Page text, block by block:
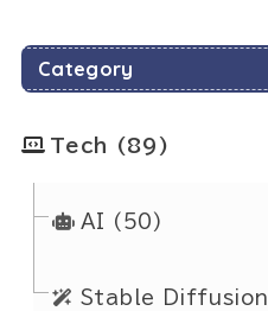
Category
Tech (89)
AI (50)
Stable Diffusion